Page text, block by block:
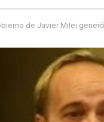
de Javier Milei